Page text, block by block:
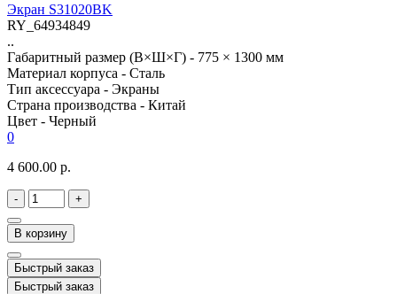
Экран S31020BK
RY_64934849
..
Габаритный размер (В×Ш×Г) - 775 × 1300 мм
Материал корпуса - Сталь
Тип аксессуара - Экраны
Страна производства - Китай
Цвет - Черный
0
4 600.00 р.
- +
В корзину
Быстрый заказ
Быстрый заказ